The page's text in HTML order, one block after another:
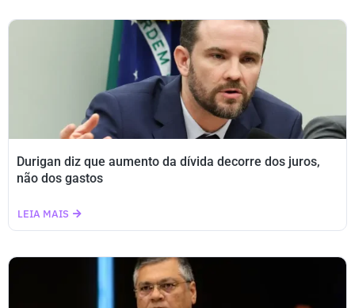
Durigan diz que aumento da dívida decorre dos juros,
não dos gastos
LEIA MAIS